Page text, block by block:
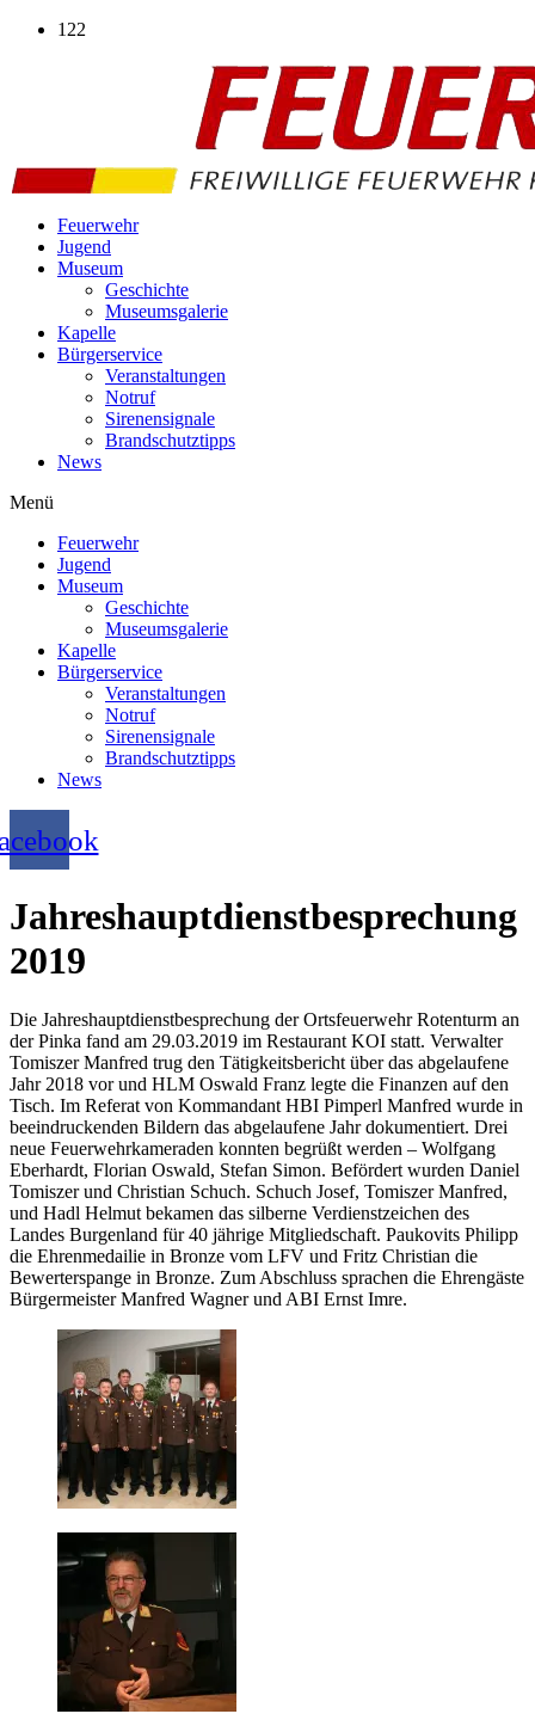
Zum
122
Feuerwehr
Jugend
Museum
Geschichte
Museumsgalerie
Kapelle
Bürgerservice
Veranstaltungen
Notruf
Sirenensignale
Brandschutztipps
News
Menü
Feuerwehr
Jugend
Museum
Geschichte
Museumsgalerie
Kapelle
Bürgerservice
Veranstaltungen
Notruf
Sirenensignale
Brandschutztipps
News
Jahreshauptdienstbesprechung
2019
Die Jahreshauptdienstbesprechung der Ortsfeuerwehr Rotenturm an
der Pinka fand am 29.03.2019 im Restaurant KOI statt. Verwalter
Tomiszer Manfred trug den Tätigkeitsbericht über das abgelaufene
Jahr 2018 vor und HLM Oswald Franz legte die Finanzen auf den
Tisch. Im Referat von Kommandant HBI Pimperl Manfred wurde in
beeindruckenden Bildern das abgelaufene Jahr dokumentiert. Drei
neue Feuerwehrkameraden konnten begrüßt werden – Wolfgang
Eberhardt, Florian Oswald, Stefan Simon. Befördert wurden Daniel
Tomiszer und Christian Schuch. Schuch Josef, Tomiszer Manfred,
und Hadl Helmut bekamen das silberne Verdienstzeichen des
Landes Burgenland für 40 jährige Mitgliedschaft. Paukovits Philipp
die Ehrenmedailie in Bronze vom LFV und Fritz Christian die
Bewerterspange in Bronze. Zum Abschluss sprachen die Ehrengäste
Bürgermeister Manfred Wagner und ABI Ernst Imre.